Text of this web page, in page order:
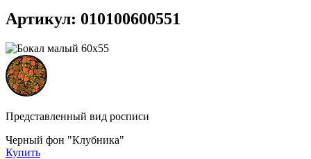
Артикул: 010100600551
Представленный вид росписи
Черный фон "Клубника"
Купить